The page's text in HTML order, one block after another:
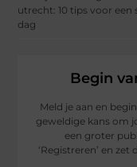
utrecht: 10 tips voor een
dag
Begin
Meld je aan en
geweldige kans om
een groter
‘Registreren’ en